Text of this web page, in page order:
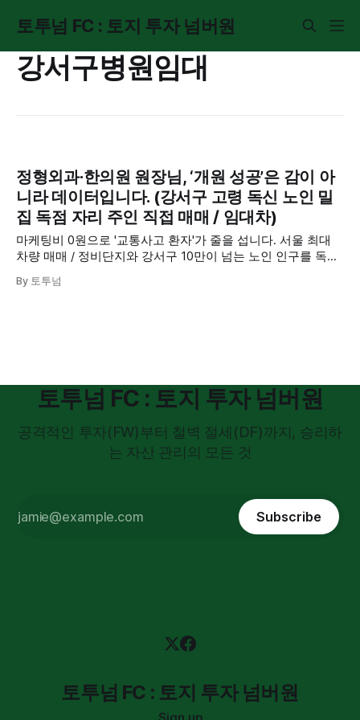
토투넘 FC : 토지 투자 넘버원
강서구병원임대
정형외과·한의원 원장님, ‘개원 성공’은 감이 아
니라 데이터입니다. (강서구 고령 독신 노인 밀
집 독점 자리 주인 직접 매매 / 임대차)
마케팅비 0원으로 '교통사고 환자'가 줄을 섭니다. 서울 최대
차량 매매 / 정비단지와 강서구 10만이 넘는 노인 인구를 독점
님이 이 글을 지나치면, 경쟁 병원에 연 매출 '억' 단위를 뺏기
By 토투넘
토투넘 FC : 토지 투자 넘버원
공격적인 투자(FW)부터 철벽 절세(DF)까지, 승리하
는 자산 관리의 모든 것
Subscribe
토투넘 FC : 토지 투자 넘버원